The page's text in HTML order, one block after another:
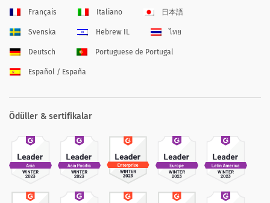
Français Italiano 日本語
Svenska Hebrew IL ไทย
Deutsch Portuguese de Portugal
Español / España
Ödüller & sertifikalar